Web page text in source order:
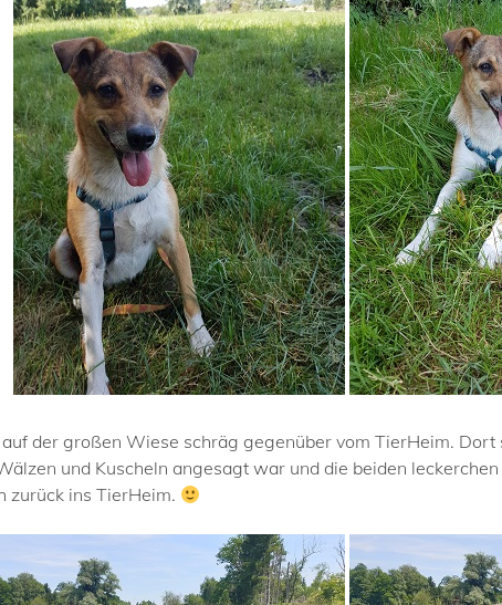
der großen Wiese schräg gegenüber vom TierHeim.
und Kuscheln angesagt war und die beiden
zurück ins TierHeim.